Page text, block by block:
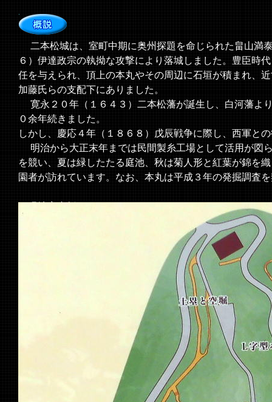
二本松城は、室町中期に奥州探題を命じられた畠山満
６）伊達政宗の執拗な攻撃により落城しました。豊臣時
任を与えられ、頂上の本丸やその周辺に石垣が積まれ、
加藤氏らの支配下にありました。
寛永２０年（１６４３）二本松藩が誕生し、白河藩よ
０余年続きました。
しかし、慶応４年（１８６８）戊辰戦争に際し、西軍と
明治から大正末年までは民間製糸工場として活用が図
を競い、夏は緑したたる庭池、秋は菊人形と紅葉が錦を
園者が訪れています。なお、本丸は平成３年の発掘調査